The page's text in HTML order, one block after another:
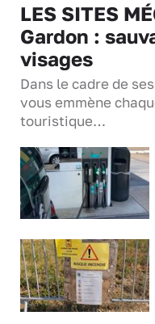
LES SITES
Gardon :
visages
Dans le cadre de
vous emmène
touristique…